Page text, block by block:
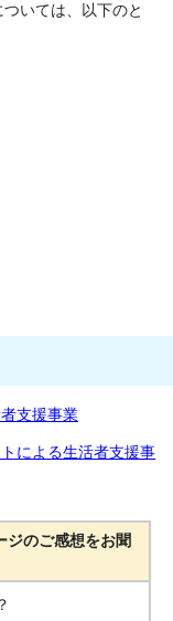
いては、以下のと
支援事業
による生活者支援事
ジのご感想をお聞